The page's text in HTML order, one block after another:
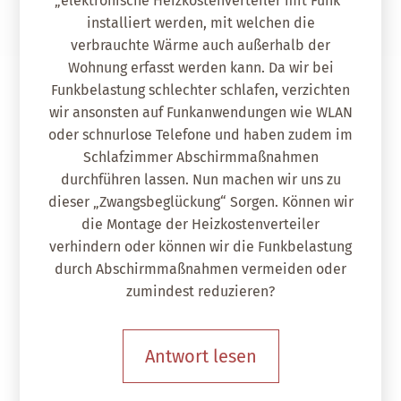
installiert werden, mit welchen die
verbrauchte Wärme auch außerhalb der
Wohnung erfasst werden kann. Da wir bei
Funkbelastung schlechter schlafen, verzichten
wir ansonsten auf Funkanwendungen wie WLAN
oder schnurlose Telefone und haben zudem im
Schlafzimmer Abschirmmaßnahmen
durchführen lassen. Nun machen wir uns zu
dieser „Zwangsbeglückung“ Sorgen. Können wir
die Montage der Heizkostenverteiler
verhindern oder können wir die Funkbelastung
durch Abschirmmaßnahmen vermeiden oder
zumindest reduzieren?
Antwort lesen